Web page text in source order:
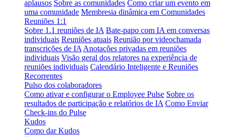
aplausos Sobre as comunidades Como criar um evento em
uma comunidade Membresia dinâmica em Comunidades
Reuniões 1:1
Sobre 1.1 reuniões de IA Bate-papo com IA em conversas
individuais Reuniões atuais Reunião por videochamada
transcrições de IA Anotações privadas em reuniões
individuais Visão geral dos relatores na experiência de
reuniões individuais Calendário Inteligente e Reuniões
Recorrentes
Pulso dos colaboradores
Como ativar e configurar o Employee Pulse Sobre os
resultados de participação e relatórios de IA Como Enviar
Check-ins do Pulse
Kudos
Como dar Kudos